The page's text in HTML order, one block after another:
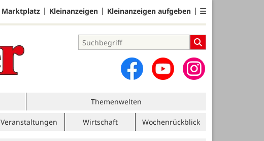
Marktplatz Kleinanzeigen Kleinanzeigen aufgeben
Themenwelten
Veranstaltungen Wirtschaft Wochenrückblick